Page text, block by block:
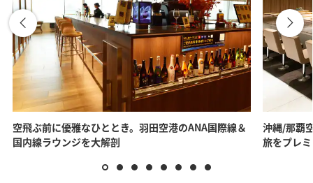
空飛ぶ前に優雅なひととき。羽田空港のANA国際線＆
国内線ラウンジを大解剖
沖縄/那覇
旅をプレ